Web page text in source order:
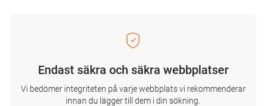
Endast säkra och säkra webbplatser
Vi bedömer integriteten på varje webbplats vi rekommenderar
innan du lägger till dem i din sökning.